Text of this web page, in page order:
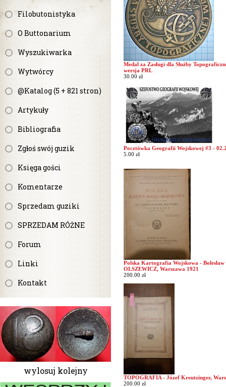
Filobutonistyka
O Buttonarium
Wyszukiwarka
Wytwórcy
@Katalog (5 + 821 stron)
Artykuły
Bibliografia
Zgłoś swój guzik
Księga gości
Komentarze
Sprzedam guziki
SPRZEDAM RÓŻNE
Forum
Linki
Kontakt
wylosuj kolejny
Medal za Zasługi dla Służby
wersja PRL
30.00 zł
Pocztówka Geografii Wojskowej #3 -
5.00 zł
Polska Kartografia Wojskowa - Bolesław
OLSZEWICZ, Warszawa 1921
200.00 zł
TOPOGRAFIA - Józef Kreutzinger,
200.00 zł